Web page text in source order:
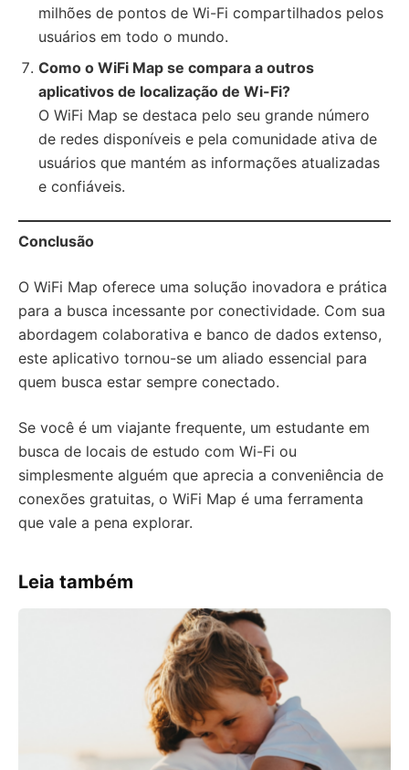
milhões de pontos de Wi-Fi compartilhados pelos
usuários em todo o mundo.
Como o WiFi Map se compara a outros
aplicativos de localização de Wi-Fi?
O WiFi Map se destaca pelo seu grande número
de redes disponíveis e pela comunidade ativa de
usuários que mantém as informações atualizadas
e confiáveis.
Conclusão
O WiFi Map oferece uma solução inovadora e prática
para a busca incessante por conectividade. Com sua
abordagem colaborativa e banco de dados extenso,
este aplicativo tornou-se um aliado essencial para
quem busca estar sempre conectado.
Se você é um viajante frequente, um estudante em
busca de locais de estudo com Wi-Fi ou
simplesmente alguém que aprecia a conveniência de
conexões gratuitas, o WiFi Map é uma ferramenta
que vale a pena explorar.
Leia também